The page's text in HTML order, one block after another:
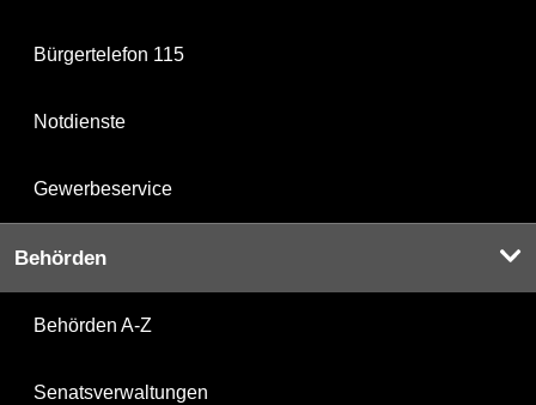
Bürgertelefon 115
Notdienste
Gewerbeservice
Behörden
Behörden A-Z
Senatsverwaltungen